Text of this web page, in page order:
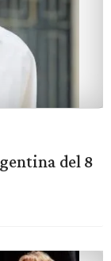
del 8